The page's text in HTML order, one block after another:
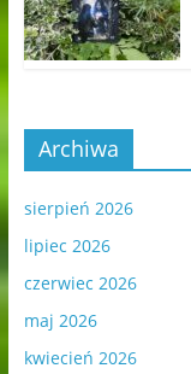
Archiwa
sierpień 2026
lipiec 2026
czerwiec 2026
maj 2026
kwiecień 2026